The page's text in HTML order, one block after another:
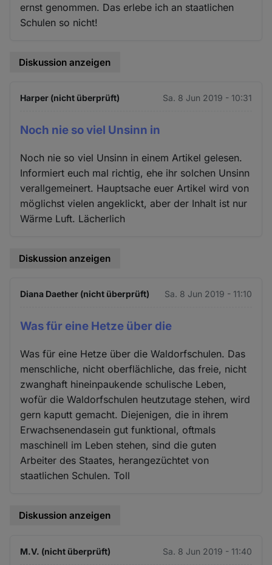
ernst genommen. Das erlebe ich an staatlichen
Schulen so nicht!
Diskussion anzeigen
Harper (nicht überprüft) Sa. 8 Jun 2019 - 10:31
Noch nie so viel Unsinn in
Noch nie so viel Unsinn in einem Artikel gelesen.
Informiert euch mal richtig, ehe ihr solchen Unsinn
verallgemeinert. Hauptsache euer Artikel wird von
möglichst vielen angeklickt, aber der Inhalt ist nur
Wärme Luft. Lächerlich
Diskussion anzeigen
Diana Daether (nicht überprüft) Sa. 8 Jun 2019 - 11:10
Was für eine Hetze über die
Was für eine Hetze über die Waldorfschulen. Das
menschliche, nicht oberflächliche, das freie, nicht
zwanghaft hineinpaukende schulische Leben,
wofür die Waldorfschulen heutzutage stehen, wird
gern kaputt gemacht. Diejenigen, die in ihrem
Erwachsenendasein gut funktional, oftmals
maschinell im Leben stehen, sind die guten
Arbeiter des Staates, herangezüchtet von
staatlichen Schulen. Toll
Diskussion anzeigen
M.V. (nicht überprüft) Sa. 8 Jun 2019 - 11:40